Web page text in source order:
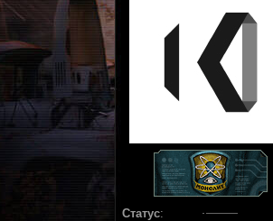
Статус: